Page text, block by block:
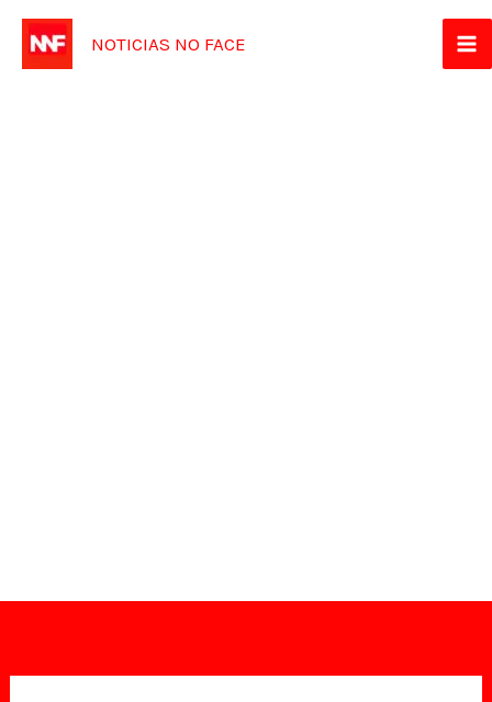
para
NOTICIAS NO FACE